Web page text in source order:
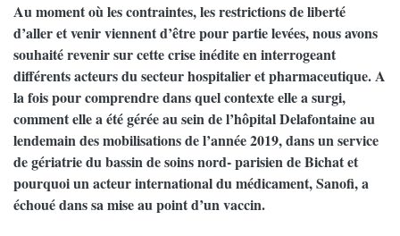
Au moment où les contraintes, les restrictions de liberté
d’aller et venir viennent d’être pour partie levées, nous avons
souhaité revenir sur cette crise inédite en interrogeant
différents acteurs du secteur hospitalier et pharmaceutique. A
la fois pour comprendre dans quel contexte elle a surgi,
comment elle a été gérée au sein de l’hôpital Delafontaine au
lendemain des mobilisations de l’année 2019, dans un service
de gériatrie du bassin de soins nord- parisien de Bichat et
pourquoi un acteur international du médicament, Sanofi, a
échoué dans sa mise au point d’un vaccin.